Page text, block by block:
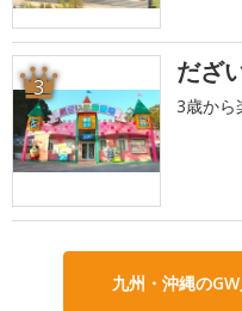
3 だざ
3歳から
九州・沖縄の